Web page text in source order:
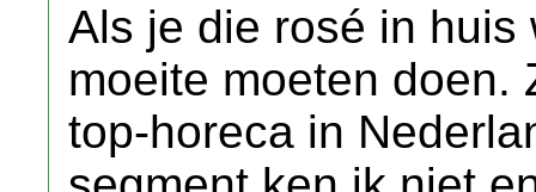
Als je die rosé in
moeite moeten doen.
top-horeca in